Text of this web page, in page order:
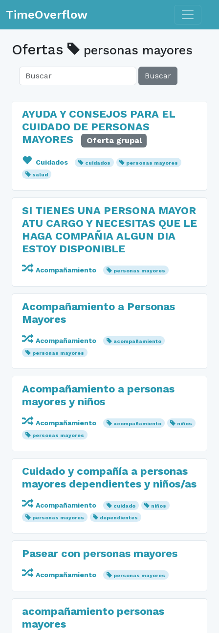
TimeOverflow Toggle
Ofertas personas mayores
Buscar
AYUDA Y CONSEJOS PARA EL
CUIDADO DE PERSONAS
MAYORES
Oferta grupal
Cuidados cuidados
personas mayores
salud
SI TIENES UNA PERSONA MAYOR
ATU CARGO Y NECESITAS QUE LE
HAGA COMPAÑIA ALGUN DIA
ESTOY DISPONIBLE
Acompañamiento personas mayores
Acompañamiento a Personas
Mayores
Acompañamiento
acompañamiento
personas mayores
Acompañamiento a personas
mayores y niños
Acompañamiento acompañamiento
niños
personas mayores
Cuidado y compañía a personas
mayores dependientes y niños/as
Acompañamiento cuidado
niños
personas mayores
dependientes
Pasear con personas mayores
Acompañamiento personas mayores
acompañamiento personas
mayores